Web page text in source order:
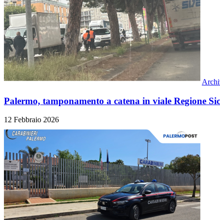
Palermo, tamponamento a catena in viale Regione
12 Febbraio 2026